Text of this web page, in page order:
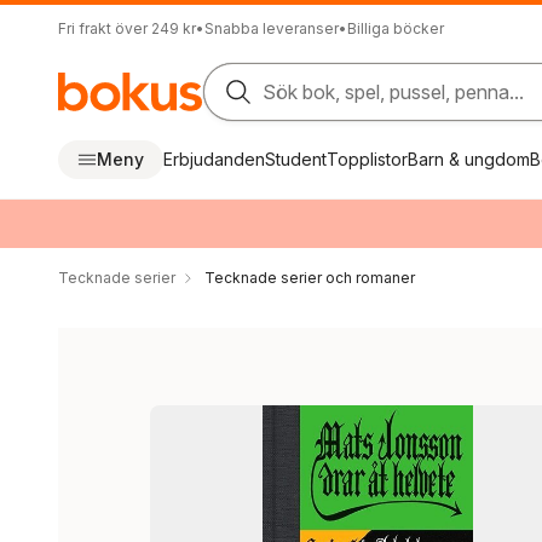
Fri frakt över 249 kr• Snabba leveranser• Billiga böcker
Sök bok, spel, pussel, penna...
Meny ErbjudandenStudentTopplistorBarn & ungdom
Tecknade serier Tecknade serier och romaner